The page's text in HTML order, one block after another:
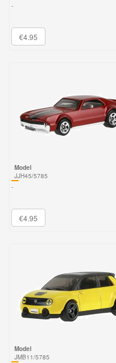
-
€4.95
Model
JJH45/5785
-
€4.95
Model
JMB11/5785